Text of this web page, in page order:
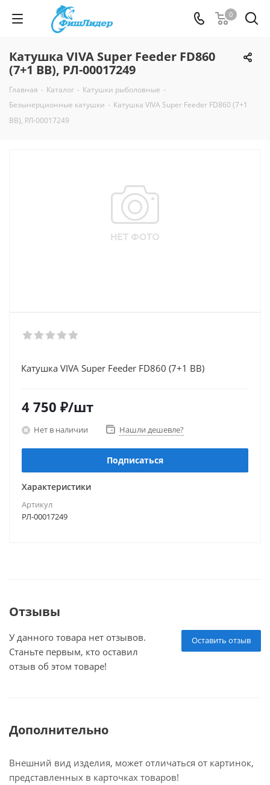
0
Катушка VIVA Super Feeder FD860
(7+1 BB), РЛ-00017249
Главная - Каталог - Катушки рыболовные -
Безынерционные катушки - Катушка VIVA Super Feeder FD860 (7+1
BB), РЛ-00017249
Катушка VIVA Super Feeder FD860 (7+1 BB)
4 750 ₽/шт
Нет в наличии Нашли дешевле?
Подписаться
Характеристики
Артикул
РЛ-00017249
Отзывы
Оставить отзыв
У данного товара нет отзывов.
Станьте первым, кто оставил
отзыв об этом товаре!
Дополнительно
Внешний вид изделия, может отличаться от картинок,
представленных в карточках товаров!